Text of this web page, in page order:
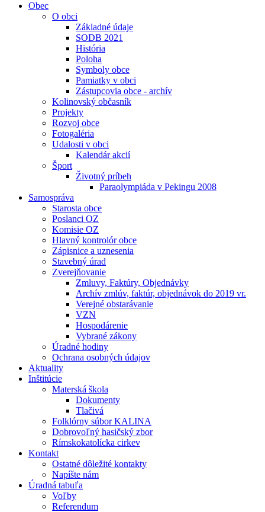
Obec
O obci
Základné údaje
SODB 2021
História
Poloha
Symboly obce
Pamiatky v obci
Zástupcovia obce - archív
Kolinovský občasník
Projekty
Rozvoj obce
Fotogaléria
Udalosti v obci
Kalendár akcií
Šport
Životný príbeh
Paraolympiáda v Pekingu 2008
Samospráva
Starosta obce
Poslanci OZ
Komisie OZ
Hlavný kontrolór obce
Zápisnice a uznesenia
Stavebný úrad
Zverejňovanie
Zmluvy, Faktúry, Objednávky
Archív zmlúv, faktúr, objednávok do 2019 vr.
Verejné obstarávanie
VZN
Hospodárenie
Vybrané zákony
Úradné hodiny
Ochrana osobných údajov
Aktuality
Inštitúcie
Materská škola
Dokumenty
Tlačivá
Folklórny súbor KALINA
Dobrovoľný hasičský zbor
Rímskokatolícka cirkev
Kontakt
Ostatné dôležité kontakty
Napíšte nám
Úradná tabuľa
Voľby
Referendum